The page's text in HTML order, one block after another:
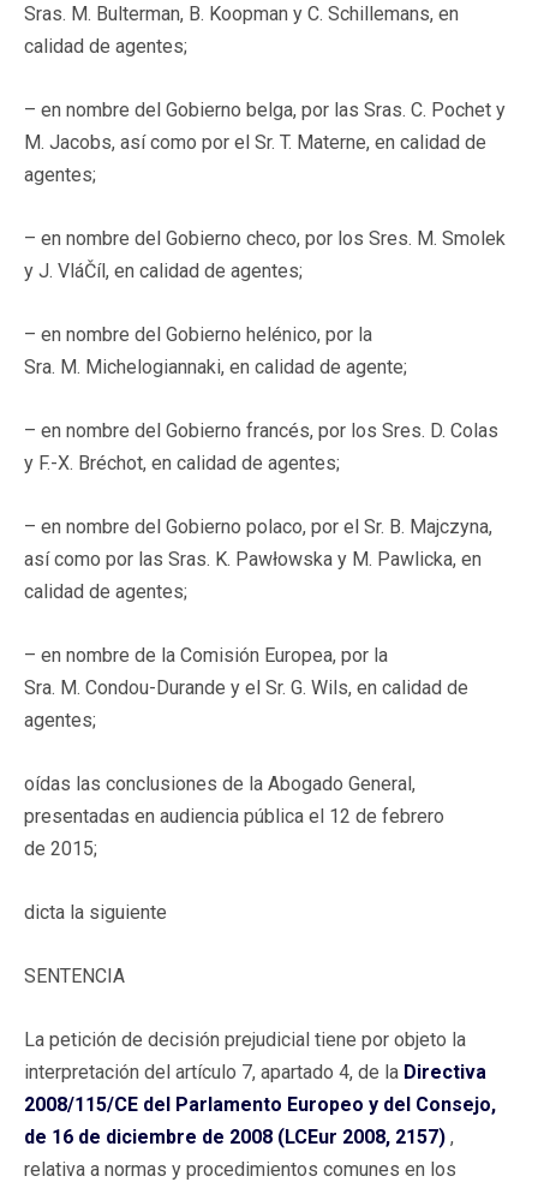
Sras. M. Bulterman, B. Koopman y C. Schillemans, en
calidad de agentes;
– en nombre del Gobierno belga, por las Sras. C. Pochet y
M. Jacobs, así como por el Sr. T. Materne, en calidad de
agentes;
– en nombre del Gobierno checo, por los Sres. M. Smolek
y J. VláČíl, en calidad de agentes;
– en nombre del Gobierno helénico, por la
Sra. M. Michelogiannaki, en calidad de agente;
– en nombre del Gobierno francés, por los Sres. D. Colas
y F.-X. Bréchot, en calidad de agentes;
– en nombre del Gobierno polaco, por el Sr. B. Majczyna,
así como por las Sras. K. Pawłowska y M. Pawlicka, en
calidad de agentes;
– en nombre de la Comisión Europea, por la
Sra. M. Condou-Durande y el Sr. G. Wils, en calidad de
agentes;
oídas las conclusiones de la Abogado General,
presentadas en audiencia pública el 12 de febrero
de 2015;
dicta la siguiente
SENTENCIA
La petición de decisión prejudicial tiene por objeto la
interpretación del artículo 7, apartado 4, de la Directiva
2008/115/CE del Parlamento Europeo y del Consejo,
de 16 de diciembre de 2008 (LCEur 2008, 2157) ,
relativa a normas y procedimientos comunes en los